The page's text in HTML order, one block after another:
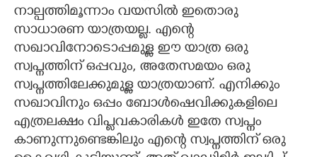
നാല്പത്തിമൂന്നാം വയസിൽ ഇതൊരു
സാധാരണ യാത്രയല്ല. എന്റെ
സഖാവിനോടൊപ്പമുള്ള ഈ യാത്ര ഒരു
സ്വപ്നത്തിന് ഒപ്പവും,​ അതേസമയം ഒരു
സ്വപ്നത്തിലേക്കുമുള്ള യാത്രയാണ്. എനിക്കും
സഖാവിനും ഒപ്പം ബോൾഷെവിക്കുകളിലെ
എത്രലക്ഷം വിപ്ളവകാരികൾ ഇതേ സ്വപ്നം
കാണുന്നുണ്ടെങ്കിലും എന്റെ സ്വപ്നത്തിന് ഒരു